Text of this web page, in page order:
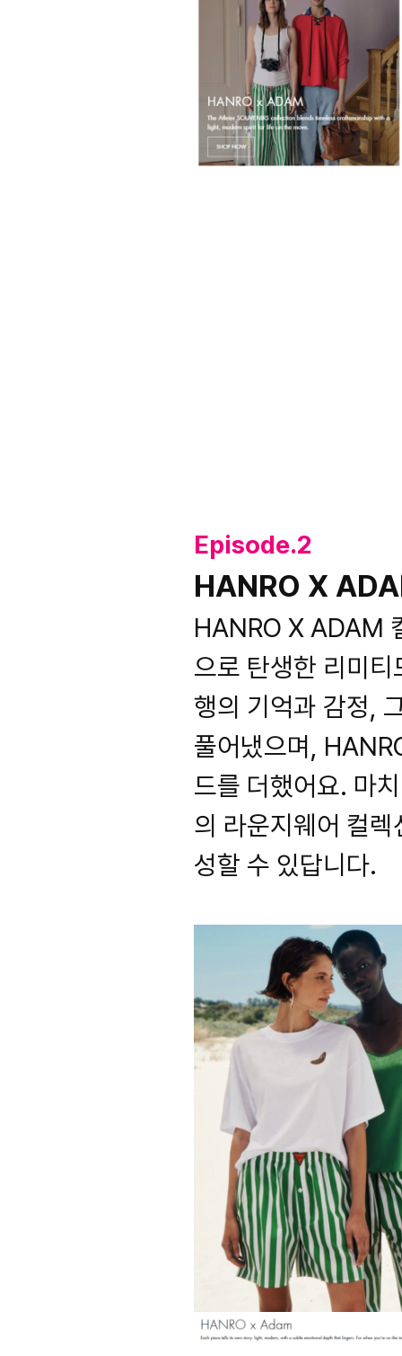
Episode.2
HANRO X
HANRO X ADAM
으로 탄생한 리미
행의 기억과 감정,
풀어냈으며,
드를 더했어요. 마
의 라운지웨어 컬
성할 수 있답니다.